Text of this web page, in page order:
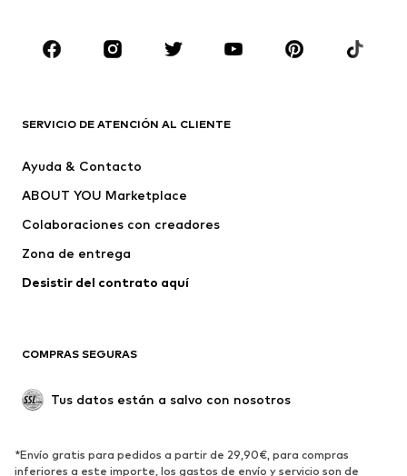
Zapatos
Deporte
Vestidos
Camisetas y tops
Chaquetas
Jerséis y punto
Ropa interior
Abrigos
Tallas grandes
Reciclado
ZAPATOS
SERVICIO DE ATENCIÓN AL CLIENTE
Ayuda & Contacto
ABOUT YOU Marketplace
Colaboraciones con creadores
Zona de entrega
Desistir del contrato aquí
COMPRAS SEGURAS
Tus datos están a salvo con nosotros
*Envío gratis para pedidos a partir de 29,90€, para compras
inferiores a este importe, los gastos de envío y servicio son de